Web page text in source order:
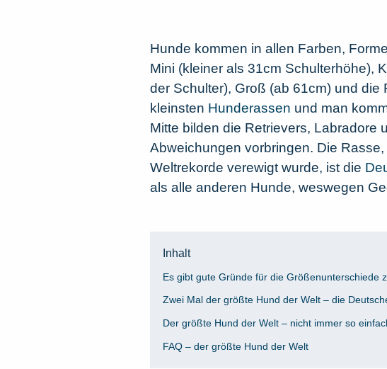
Hunde kommen in allen Farben,
Mini (kleiner als 31cm Schulterhöhe),
der Schulter), Groß (ab 61cm) und
kleinsten Hunderassen und man
Mitte bilden die Retrievers, Labradore
Abweichungen vorbringen. Die
Weltrekorde verewigt wurde, ist die
als alle anderen Hunde, weswegen
Inhalt
Es gibt gute Gründe für die Größenunterschiede
Zwei Mal der größte Hund der Welt – die
Der größte Hund der Welt – nicht immer so
FAQ – der größte Hund der Welt